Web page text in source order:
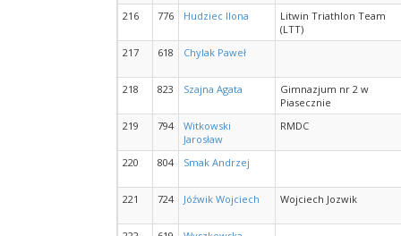
216 776 Hudziec Ilona
Litwin Triathlon Team
(LTT)
217
618 Chylak Paweł
218 823 Szajna Agata
Gimnazjum nr 2 w
Piasecznie
219
794
Witkowski
Jarosław
RMDC
220 804 Smak Andrzej
221 724 Jóźwik Wojciech Wojciech Jozwik